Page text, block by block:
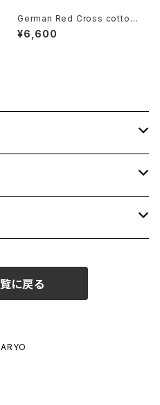
German Red Cross cotton
promotional shoulder Bag
¥6,600
に戻る